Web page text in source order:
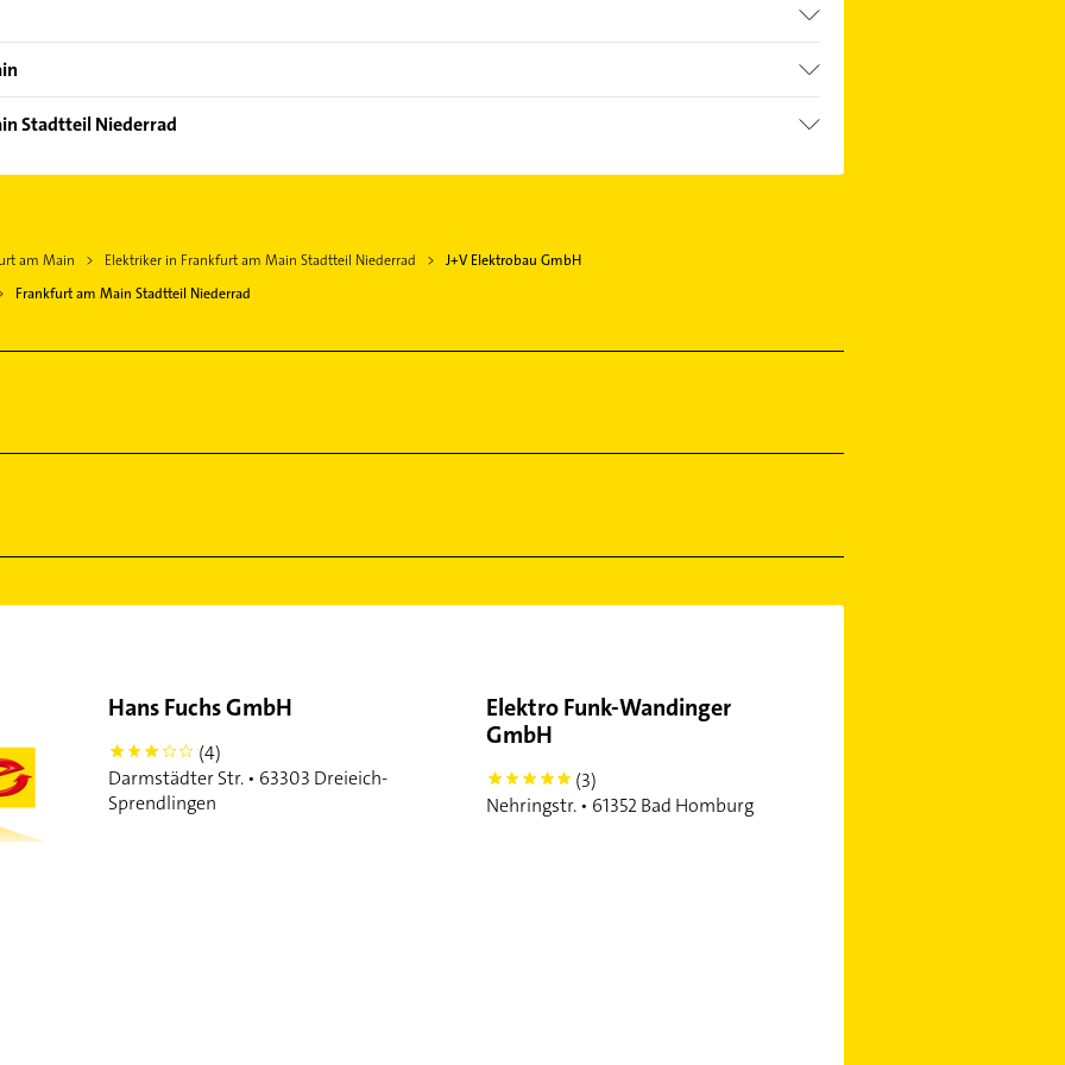
Stadtteil Niederrad
am Main Elektriker in Frankfurt am Main Stadtteil Niederrad
J+V Elektrobau GmbH
Frankfurt am Main Stadtteil Niederrad
Hans Fuchs GmbH
3
(4)
Darmstädter Str. • 63303 Dreieich-
Sprendlingen
Elektro Funk-Wandinger
GmbH
5
(3)
Nehringstr. • 61352 Bad Homburg